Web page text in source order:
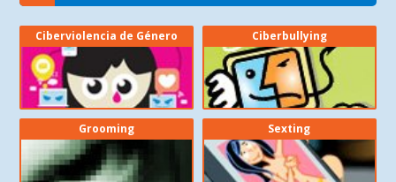
Ciberviolencia de Género Ciberbullying
Grooming Sexting